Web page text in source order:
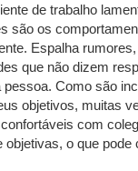
de trabalho
são os
Espalha
que não dizem
pessoa. Como são
objetivos, muitas
com
objetivas, o que pode